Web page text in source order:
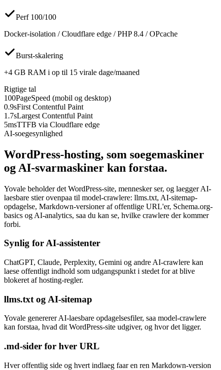
Perf 100/100
Docker-isolation / Cloudflare edge / PHP 8.4 / OPcache
Burst-skalering
+4 GB RAM i op til 15 virale dage/maaned
Rigtige tal
100PageSpeed (mobil og desktop)
0.9sFirst Contentful Paint
1.7sLargest Contentful Paint
5msTTFB via Cloudflare edge
AI-soegesynlighed
WordPress-hosting, som soegemaskiner
og AI-svarmaskiner kan forstaa.
Yovale beholder det WordPress-site, mennesker ser, og laegger AI-
laesbare stier ovenpaa til model-crawlere: llms.txt, AI-sitemap-
opdagelse, Markdown-versioner af offentlige URL'er, Schema.org-
basics og AI-analytics, saa du kan se, hvilke crawlere der kommer
forbi.
Synlig for AI-assistenter
ChatGPT, Claude, Perplexity, Gemini og andre AI-crawlere kan
laese offentligt indhold som udgangspunkt i stedet for at blive
blokeret af hosting-regler.
llms.txt og AI-sitemap
Yovale genererer AI-laesbare opdagelsesfiler, saa model-crawlere
kan forstaa, hvad dit WordPress-site udgiver, og hvor det ligger.
.md-sider for hver URL
Hver offentlig side og hvert indlaeg faar en ren Markdown-version